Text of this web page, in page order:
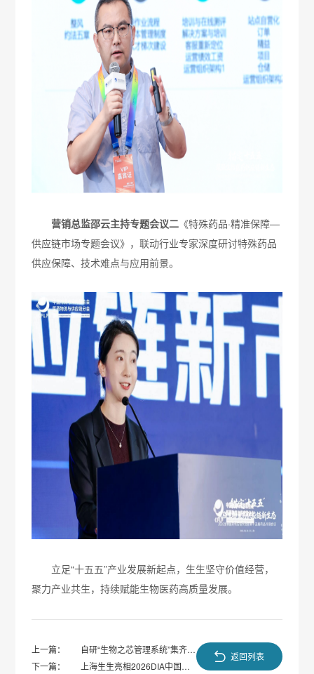
营销总监邵云主持专题会议二《特殊药品·精准保障—
供应链市场专题会议》，联动行业专家深度研讨特殊药品
供应保障、技术难点与应用前景。
立足“十五五”产业发展新起点，生生坚守价值经营，
聚力产业共生，持续赋能生物医药高质量发展。
上一篇：
自研“生物之芯管理系统”集齐三
项权威合规认证
下一篇：
上海生生亮相2026DIA中国年
返回列表